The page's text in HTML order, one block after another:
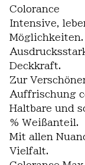
Colorance
Intensive,
Möglichkeiten.
Deckkraft.
Zur
Auffrischung
Haltbare und
% Weißanteil.
Mit allen
Vielfalt.